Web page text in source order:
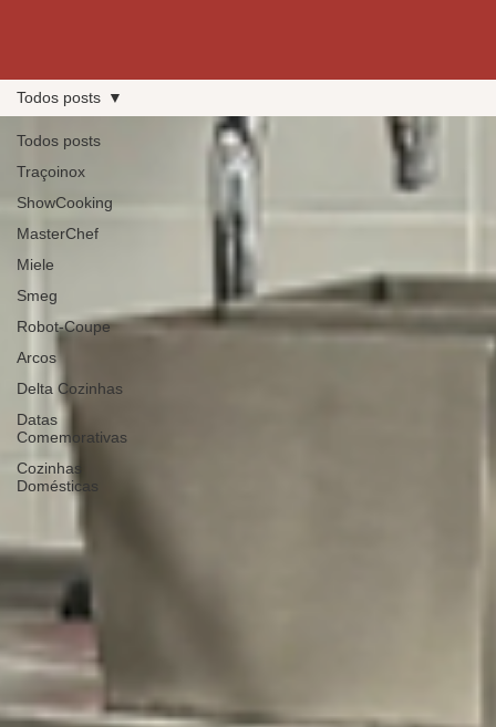
Todos posts
Traçoinox
ShowCooking
MasterChef
Miele
Smeg
Robot-Coupe
Arcos
Delta Cozinhas
Datas
Comemorativas
Cozinhas
Domésticas
Todos posts